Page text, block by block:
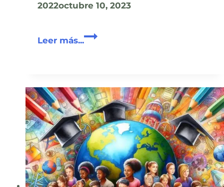
2022octubre 10, 2023
Leer más...Derechos